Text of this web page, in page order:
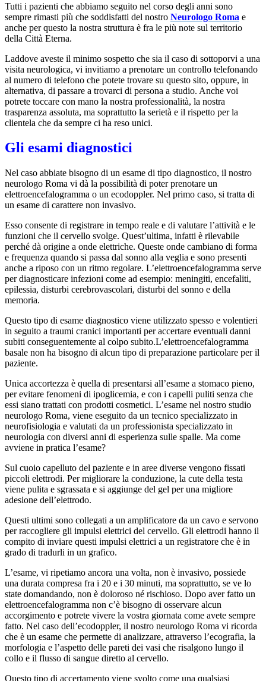
Tutti i pazienti che abbiamo seguito nel corso degli anni sono
sempre rimasti più che soddisfatti del nostro Neurologo Roma e
anche per questo la nostra struttura è fra le più note sul territorio
della Città Eterna.
Laddove aveste il minimo sospetto che sia il caso di sottoporvi a una
visita neurologica, vi invitiamo a prenotare un controllo telefonando
al numero di telefono che potete trovare su questo sito, oppure, in
alternativa, di passare a trovarci di persona a studio. Anche voi
potrete toccare con mano la nostra professionalità, la nostra
trasparenza assoluta, ma soprattutto la serietà e il rispetto per la
clientela che da sempre ci ha reso unici.
Gli esami diagnostici
Nel caso abbiate bisogno di un esame di tipo diagnostico, il nostro
neurologo Roma vi dà la possibilità di poter prenotare un
elettroencefalogramma o un ecodoppler. Nel primo caso, si tratta di
un esame di carattere non invasivo.
Esso consente di registrare in tempo reale e di valutare l’attività e le
funzioni che il cervello svolge. Quest’ultima, infatti è rilevabile
perché dà origine a onde elettriche. Queste onde cambiano di forma
e frequenza quando si passa dal sonno alla veglia e sono presenti
anche a riposo con un ritmo regolare. L’elettroencefalogramma serve
per diagnosticare infezioni come ad esempio: meningiti, encefaliti,
epilessia, disturbi cerebrovascolari, disturbi del sonno e della
memoria.
Questo tipo di esame diagnostico viene utilizzato spesso e volentieri
in seguito a traumi cranici importanti per accertare eventuali danni
subiti conseguentemente al colpo subito.L’elettroencefalogramma
basale non ha bisogno di alcun tipo di preparazione particolare per il
paziente.
Unica accortezza è quella di presentarsi all’esame a stomaco pieno,
per evitare fenomeni di ipoglicemia, e con i capelli puliti senza che
essi siano trattati con prodotti cosmetici. L’esame nel nostro studio
neurologo Roma, viene eseguito da un tecnico specializzato in
neurofisiologia e valutati da un professionista specializzato in
neurologia con diversi anni di esperienza sulle spalle. Ma come
avviene in pratica l’esame?
Sul cuoio capelluto del paziente e in aree diverse vengono fissati
piccoli elettrodi. Per migliorare la conduzione, la cute della testa
viene pulita e sgrassata e si aggiunge del gel per una migliore
adesione dell’elettrodo.
Questi ultimi sono collegati a un amplificatore da un cavo e servono
per raccogliere gli impulsi elettrici del cervello. Gli elettrodi hanno il
compito di inviare questi impulsi elettrici a un registratore che è in
grado di tradurli in un grafico.
L’esame, vi ripetiamo ancora una volta, non è invasivo, possiede
una durata compresa fra i 20 e i 30 minuti, ma soprattutto, se ve lo
state domandando, non è doloroso né rischioso. Dopo aver fatto un
elettroencefalogramma non c’è bisogno di osservare alcun
accorgimento e potrete vivere la vostra giornata come avete sempre
fatto. Nel caso dell’ecodoppler, il nostro neurologo Roma vi ricorda
che è un esame che permette di analizzare, attraverso l’ecografia, la
morfologia e l’aspetto delle pareti dei vasi che risalgono lungo il
collo e il flusso di sangue diretto al cervello.
Questo tipo di accertamento viene svolto come una qualsiasi